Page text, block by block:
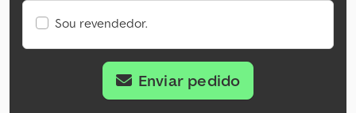
Sou revendedor.
Enviar pedido